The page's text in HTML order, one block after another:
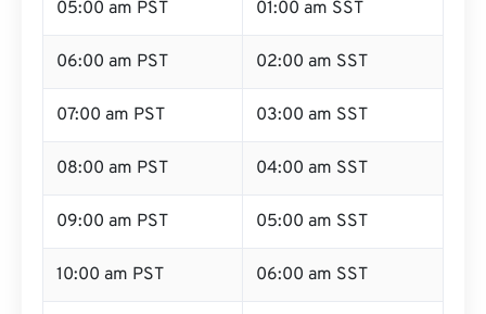
05:00 am PST 01:00 am SST
06:00 am PST 02:00 am SST
07:00 am PST 03:00 am SST
08:00 am PST 04:00 am SST
09:00 am PST 05:00 am SST
10:00 am PST 06:00 am SST